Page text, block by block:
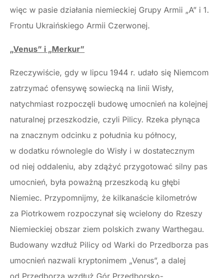
więc w pasie działania niemieckiej Grupy Armii „A” i 1.
Frontu Ukraińskiego Armii Czerwonej.
„Venus” i „Merkur”
Rzeczywiście, gdy w lipcu 1944 r. udało się Niemcom
zatrzymać ofensywę sowiecką na linii Wisły,
natychmiast rozpoczęli budowę umocnień na kolejnej
naturalnej przeszkodzie, czyli Pilicy. Rzeka płynąca
na znacznym odcinku z południa ku północy,
w dodatku równolegle do Wisły i w dostatecznym
od niej oddaleniu, aby zdążyć przygotować silny pas
umocnień, była poważną przeszkodą ku głębi
Niemiec. Przypomnijmy, że kilkanaście kilometrów
za Piotrkowem rozpoczynał się wcielony do Rzeszy
Niemieckiej obszar ziem polskich zwany Warthegau.
Budowany wzdłuż Pilicy od Warki do Przedborza pas
umocnień nazwali kryptonimem „Venus”, a dalej